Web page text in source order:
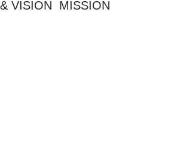
VISION MISSION